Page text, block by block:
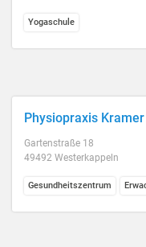
Yogaschule
Physiopraxis Kramer
Gartenstraße 18
49492 Westerkappeln
Gesundheitszentrum